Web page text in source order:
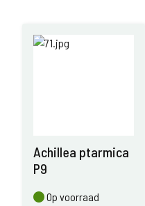
Achillea ptarmica
P9
Op voorraad
Op voorraad